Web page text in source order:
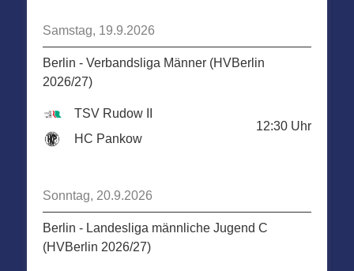
Samstag, 19.9.2026
Berlin - Verbandsliga Männer (HVBerlin
2026/27)
TSV Rudow II
HC Pankow
12:30 Uhr
Sonntag, 20.9.2026
Berlin - Landesliga männliche Jugend C
(HVBerlin 2026/27)